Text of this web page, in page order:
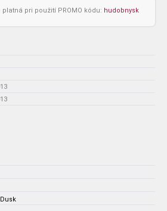
pri použití PROMO kódu: hudobnysk